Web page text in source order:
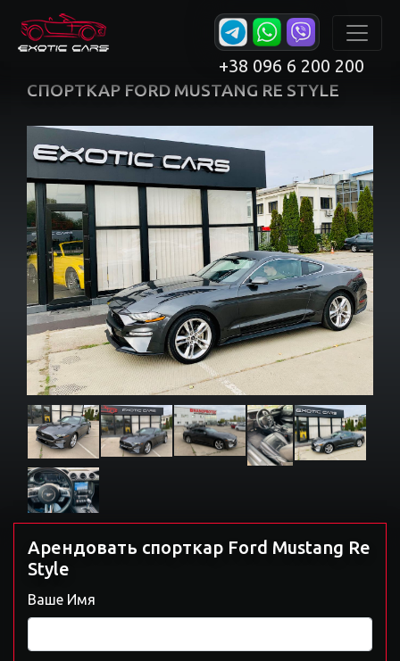
+38 096 6 200 200
СПОРТКАР FORD MUSTANG RE STYLE
Арендовать спорткар Ford Mustang Re
Style
Ваше Имя